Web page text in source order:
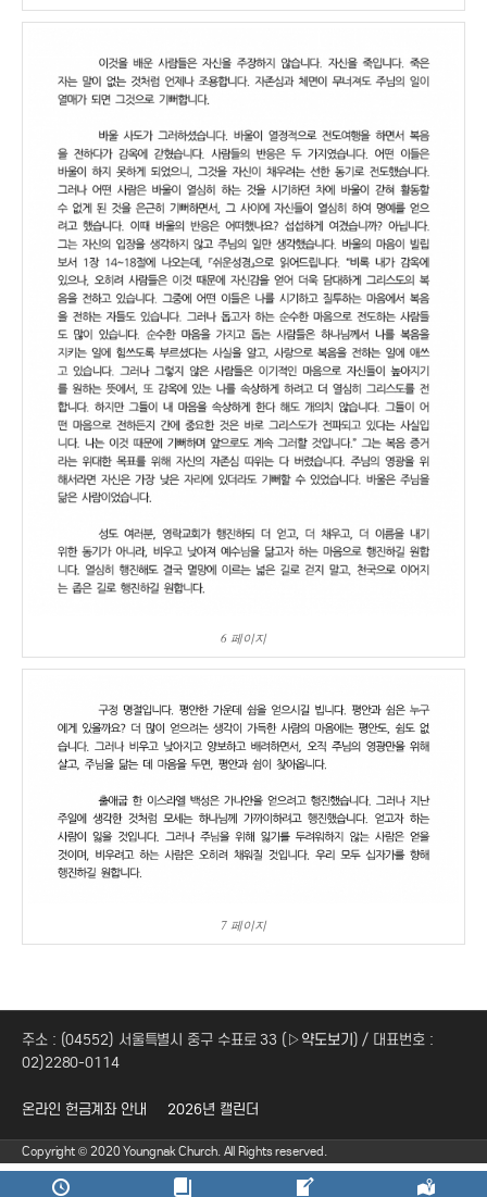
6 페이지
7 페이지
주소 : (04552) 서울특별시 중구 수표로 33 (▷약도보기 ) / 대표번호 :
02)2280-0114
온라인 헌금계좌 안내 2026년 캘린더
Copyright © 2020 Youngnak Church. All Rights reserved.